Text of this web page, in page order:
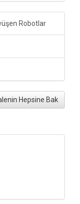
Robotlar
Hepsine Bak